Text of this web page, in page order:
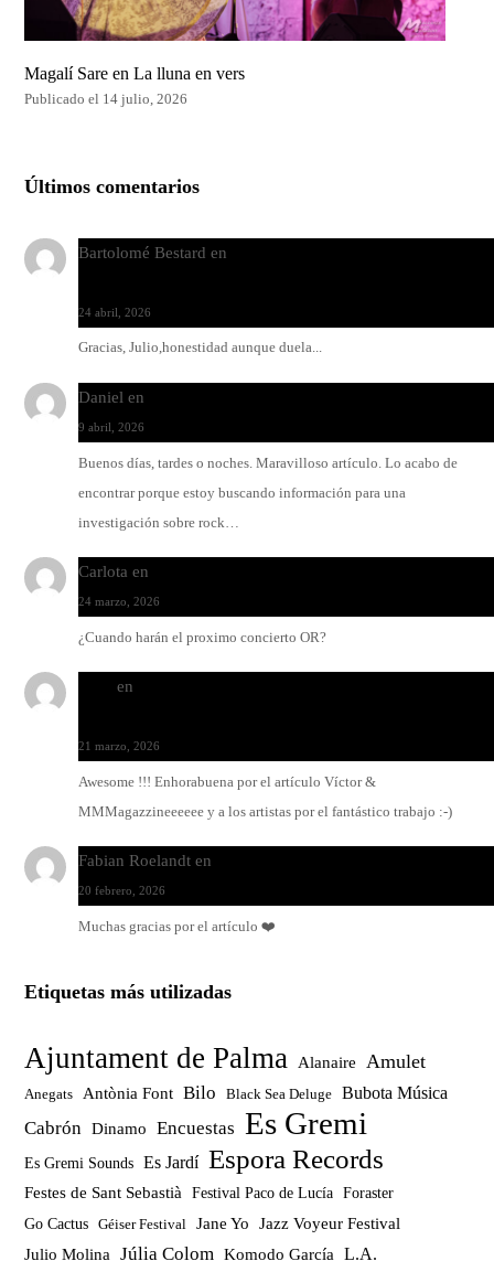
Magalí Sare en La lluna en vers
Publicado el 14 julio, 2026
Últimos comentarios
Bartolomé Bestard en
24 abril, 2026
Gracias, Julio,honestidad aunque duela...
Daniel en
9 abril, 2026
Buenos días, tardes o noches. Maravilloso artículo. Lo acabo de
encontrar porque estoy buscando información para una
investigación sobre rock…
Carlota en
24 marzo, 2026
¿Cuando harán el proximo concierto OR?
en
21 marzo, 2026
Awesome !!! Enhorabuena por el artículo Víctor &
MMMagazzineeeeee y a los artistas por el fantástico trabajo :-)
Fabian Roelandt en
20 febrero, 2026
Muchas gracias por el artículo ❤️
Etiquetas más utilizadas
Ajuntament de Palma Alanaire Amulet
Anegats Antònia Font Bilo Black Sea Deluge Bubota Música
Cabrón Dinamo Encuestas Es Gremi
Es Gremi Sounds Es Jardí Espora Records
Festes de Sant Sebastià Festival Paco de Lucía Foraster
Go Cactus Géiser Festival Jane Yo
Jazz Voyeur Festival
Julio Molina
Júlia Colom Komodo García L.A.